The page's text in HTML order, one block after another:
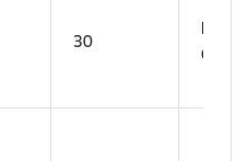
30
Lilija